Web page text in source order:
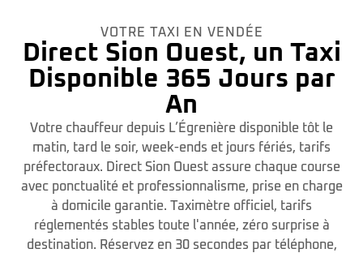
VOTRE TAXI EN VENDÉE
Direct Sion Ouest, un Taxi
Disponible 365 Jours par
An
Votre chauffeur depuis L’Égrenière disponible tôt le
matin, tard le soir, week-ends et jours fériés, tarifs
préfectoraux. Direct Sion Ouest assure chaque course
avec ponctualité et professionnalisme, prise en charge
à domicile garantie. Taximètre officiel, tarifs
réglementés stables toute l'année, zéro surprise à
destination. Réservez en 30 secondes par téléphone,